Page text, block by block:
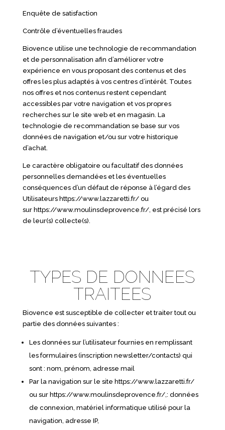
Enquête de satisfaction
Contrôle d’éventuelles fraudes
Biovence utilise une technologie de recommandation
et de personnalisation afin d’améliorer votre
expérience en vous proposant des contenus et des
offres les plus adaptés à vos centres d’intérêt. Toutes
nos offres et nos contenus restent cependant
accessibles par votre navigation et vos propres
recherches sur le site web et en magasin. La
technologie de recommandation se base sur vos
données de navigation et/ou sur votre historique
d’achat.
Le caractère obligatoire ou facultatif des données
personnelles demandées et les éventuelles
conséquences d’un défaut de réponse à l’égard des
Utilisateurs https://www.lazzaretti.fr/ou
sur https://www.moulinsdeprovence.fr/, est précisé lors
de leur(s) collecte(s).
TYPES DE DONNEES
TRAITEES
Biovence est susceptible de collecter et traiter tout ou
partie des données suivantes :
Les données sur l’utilisateur fournies en remplissant
les formulaires (inscription newsletter/contacts) qui
sont : nom, prénom, adresse mail
Par la navigation sur le site https://www.lazzaretti.fr/
ou sur https://www.moulinsdeprovence.fr/,: données
de connexion, matériel informatique utilisé pour la
navigation, adresse IP,